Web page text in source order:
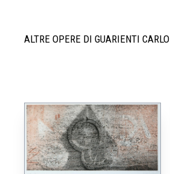
ALTRE OPERE DI GUARIENTI CARLO